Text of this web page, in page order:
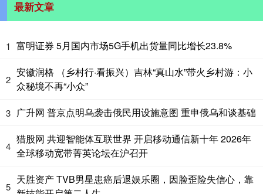
最新文章
1 富明证券 5月国内市场5G手机出货量同比增长23.8%
2
安徽润格 （乡村行·看振兴）吉林“真山水”带火乡村游：小
众秘境不再“小众”
3 广升网 普京点明乌袭击俄民用设施意图 重申俄乌和谈基础
4
猎股网 共迎智能体互联世界 开启移动通信新十年 2026年
全球移动宽带菁英论坛在沪召开
5
天胜资产 TVB男星患癌后退娱乐圈，因脸歪险失信心，靠